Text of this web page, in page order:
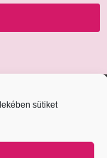
sütiket